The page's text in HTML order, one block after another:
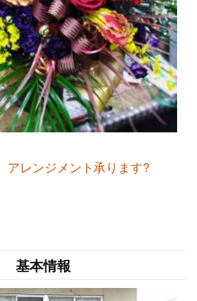
レンジメント承ります?
基本情報